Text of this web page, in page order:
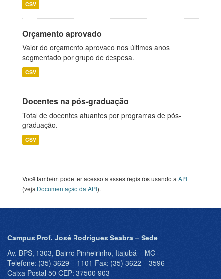
CSV
Orçamento aprovado
Valor do orçamento aprovado nos últimos anos
segmentado por grupo de despesa.
CSV
Docentes na pós-graduação
Total de docentes atuantes por programas de pós-
graduação.
CSV
Você também pode ter acesso a esses registros usando a API
(veja Documentação da API).
Campus Prof. José Rodrigues Seabra – Sede
Av. BPS, 1303, Bairro Pinheirinho, Itajubá – MG
Telefone: (35) 3629 – 1101 Fax: (35) 3622 – 3596
Caixa Postal 50 CEP: 37500 903